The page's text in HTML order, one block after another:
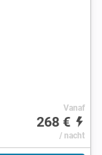
Vanaf
268 €
/ nacht